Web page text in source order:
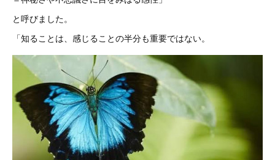
と呼びました。
「知ることは、感じることの半分も重要ではない。